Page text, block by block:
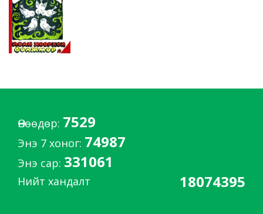
Өнөөдөр: 7529
Энэ 7 хоног: 74987
Энэ сар: 331061
Нийт хандалт 18074395